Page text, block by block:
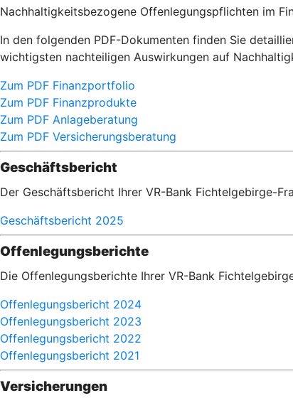
Nachhaltigkeitsbezogene Offenlegungspflichten im
In den folgenden PDF-Dokumenten finden Sie
wichtigsten nachteiligen Auswirkungen auf
Zum PDF Finanzportfolio
Zum PDF Finanzprodukte
Zum PDF Anlageberatung
Zum PDF Versicherungsberatung
Geschäftsbericht
Der Geschäftsbericht Ihrer VR-Bank Fichtelgebirge-
Geschäftsbericht 2025
Offenlegungsberichte
Die Offenlegungsberichte Ihrer VR-Bank
Offenlegungsbericht 2024
Offenlegungsbericht 2023
Offenlegungsbericht 2022
Offenlegungsbericht 2021
Versicherungen